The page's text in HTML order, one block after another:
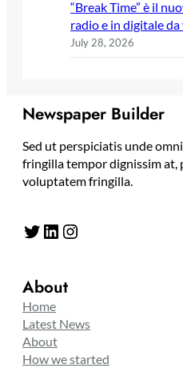
“Break Time” è il
radio e in digitale
July 28, 2026
Newspaper Builder
Sed ut perspiciatis unde
fringilla tempor dignissim at,
voluptatem fringilla.
Twitter LinkedIn Instagram
About
Home
Latest News
About
How we started